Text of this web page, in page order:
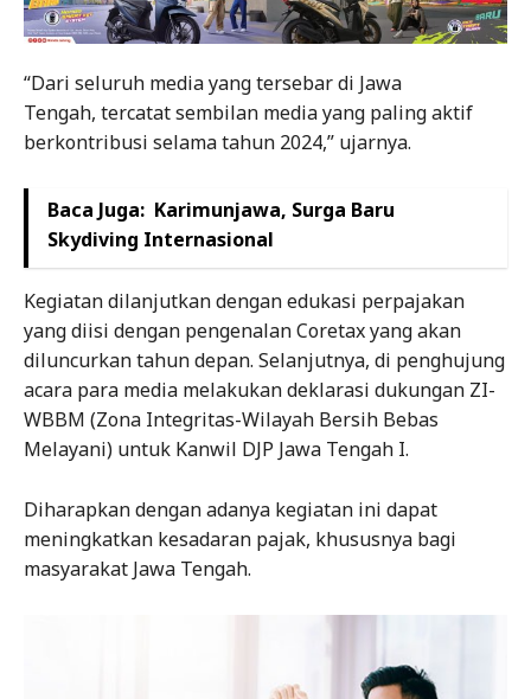
“Dari seluruh media yang tersebar di Jawa
Tengah, tercatat sembilan media yang paling aktif
berkontribusi selama tahun 2024,” ujarnya.
Baca Juga: Karimunjawa, Surga Baru
Skydiving Internasional
Kegiatan dilanjutkan dengan edukasi perpajakan
yang diisi dengan pengenalan Coretax yang akan
diluncurkan tahun depan. Selanjutnya, di penghujung
acara para media melakukan deklarasi dukungan ZI-
WBBM (Zona Integritas-Wilayah Bersih Bebas
Melayani) untuk Kanwil DJP Jawa Tengah I.
Diharapkan dengan adanya kegiatan ini dapat
meningkatkan kesadaran pajak, khususnya bagi
masyarakat Jawa Tengah.